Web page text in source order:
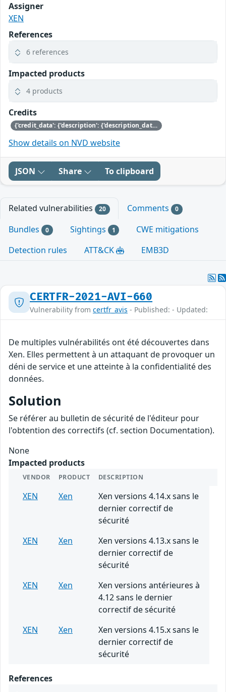
Assigner
XEN
References
6 references
Impacted products
4 products
Credits
{'credit_data': {'description': {'description_data': [{'lang': 'eng', 'value': 'This issue was discovered by Jan Beulich of SUSE.'}]}}}
Show details on NVD website
JSON Share To clipboard
Related vulnerabilities 20 Comments 0
Bundles 0 Sightings 1
CWE mitigations
Detection rules
ATT&CK EMB3D
CERTFR-2021-AVI-660
Vulnerability from certfr_avis - Published: - Updated:
De multiples vulnérabilités ont été découvertes dans
Xen. Elles permettent à un attaquant de provoquer un
déni de service et une atteinte à la confidentialité des
données.
Solution
Se référer au bulletin de sécurité de l'éditeur pour
l'obtention des correctifs (cf. section Documentation).
None
Impacted products
VENDOR PRODUCT DESCRIPTION
XEN Xen
Xen versions 4.14.x sans le
dernier correctif de
sécurité
XEN
Xen
Xen versions 4.13.x sans le
dernier correctif de
sécurité
XEN
Xen
Xen versions antérieures à
4.12 sans le dernier
correctif de sécurité
XEN
Xen
Xen versions 4.15.x sans le
dernier correctif de
sécurité
References